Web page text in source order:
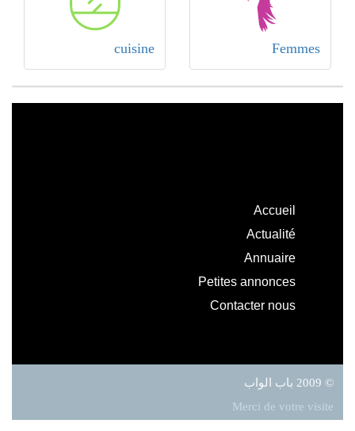
Femmes
cuisine
Accueil
Actualité
Annuaire
Petites annonces
Contacter nous
© 2009 باب الواب
Merci de votre visite